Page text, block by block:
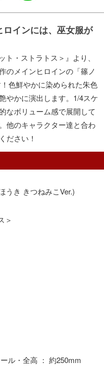
インには、巫女服が
・ストラトス＞』より、
のメインヒロインの「篠ノ
色鮮やかに染められた朱色
やかに演出します。1/4スケ
なボリューム感で展開して
他のキャラクター達と合わ
ださい！
うき きつねみこVer.)
＞
ル・全高 ： 約250mm